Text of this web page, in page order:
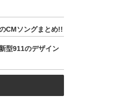
CMソングまとめ!!
型911のデザイン